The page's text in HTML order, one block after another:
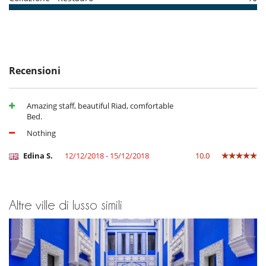
Terrazze
Recensioni
Amazing staff, beautiful Riad, comfortable
Bed.
Nothing
Edina S. 12/12/2018 - 15/12/2018 10.0
Altre ville di lusso simili